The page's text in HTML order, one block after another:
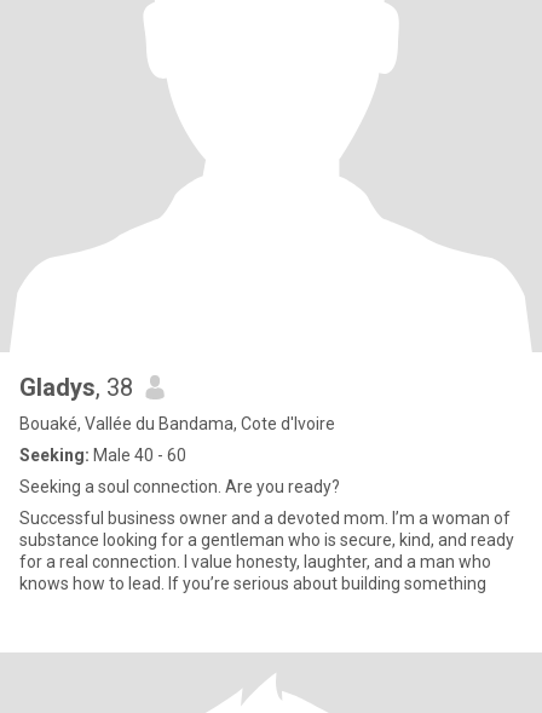
Gladys, 38
Bouaké, Vallée du Bandama, Cote d'Ivoire
Seeking: Male 40 - 60
Seeking a soul connection. Are you ready?
Successful business owner and a devoted mom. I’m a woman of
substance looking for a gentleman who is secure, kind, and ready
for a real connection. I value honesty, laughter, and a man who
knows how to lead. If you’re serious about building something